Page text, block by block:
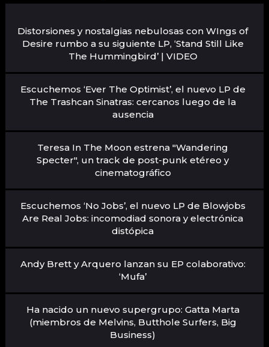
Distorsiones y nostalgias nebulosas con WIngs of
Desire rumbo a su siguiente LP, ‘Stand Still Like
The Hummingbird’ | VIDEO
Escuchemos ‘Ever The Optimist’, el nuevo LP de
The Trashcan Sinatras: cercanos luego de la
ausencia
Teresa In The Moon estrena "Wandering
Specter", un track de post-punk etéreo y
cinematográfico
Escuchemos ‘No Jobs’, el nuevo LP de Blowjobs
Are Real Jobs: incomodiad sonora y electrónica
distópica
Andy Brett y Arquero lanzan su EP colaborativo:
‘Mufa’
Ha nacido un nuevo supergrupo: Gatta Marta
(miembros de Melvins, Butthole Surfers, Big
Business)